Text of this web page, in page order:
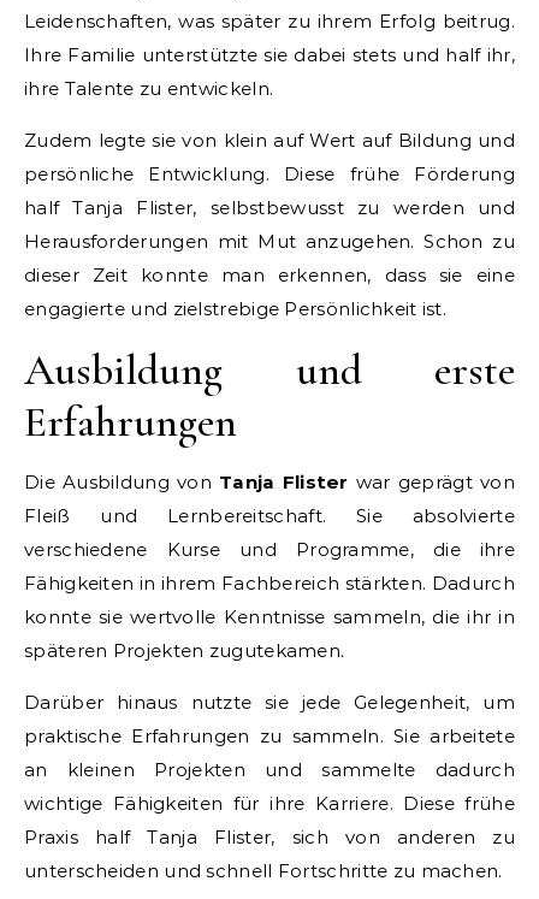
Leidenschaften, was später zu ihrem Erfolg beitrug.
Ihre Familie unterstützte sie dabei stets und half ihr,
ihre Talente zu entwickeln.
Zudem legte sie von klein auf Wert auf Bildung und
persönliche Entwicklung. Diese frühe Förderung
half Tanja Flister, selbstbewusst zu werden und
Herausforderungen mit Mut anzugehen. Schon zu
dieser Zeit konnte man erkennen, dass sie eine
engagierte und zielstrebige Persönlichkeit ist.
Ausbildung und erste
Erfahrungen
Die Ausbildung von Tanja Flister war geprägt von
Fleiß und Lernbereitschaft. Sie absolvierte
verschiedene Kurse und Programme, die ihre
Fähigkeiten in ihrem Fachbereich stärkten. Dadurch
konnte sie wertvolle Kenntnisse sammeln, die ihr in
späteren Projekten zugutekamen.
Darüber hinaus nutzte sie jede Gelegenheit, um
praktische Erfahrungen zu sammeln. Sie arbeitete
an kleinen Projekten und sammelte dadurch
wichtige Fähigkeiten für ihre Karriere. Diese frühe
Praxis half Tanja Flister, sich von anderen zu
unterscheiden und schnell Fortschritte zu machen.